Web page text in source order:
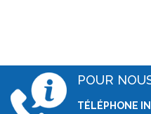
POUR
TÉLÉPHONE